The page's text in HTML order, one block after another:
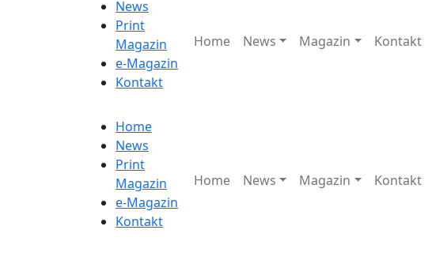
News
Print
Magazin
e-Magazin
Kontakt
Home News Magazin Kontakt
Home
News
Print
Magazin
e-Magazin
Kontakt
Home News Magazin Kontakt